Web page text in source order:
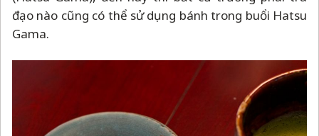
đạo nào cũng có thể sử dụng bánh trong buổi Hatsu
Gama.